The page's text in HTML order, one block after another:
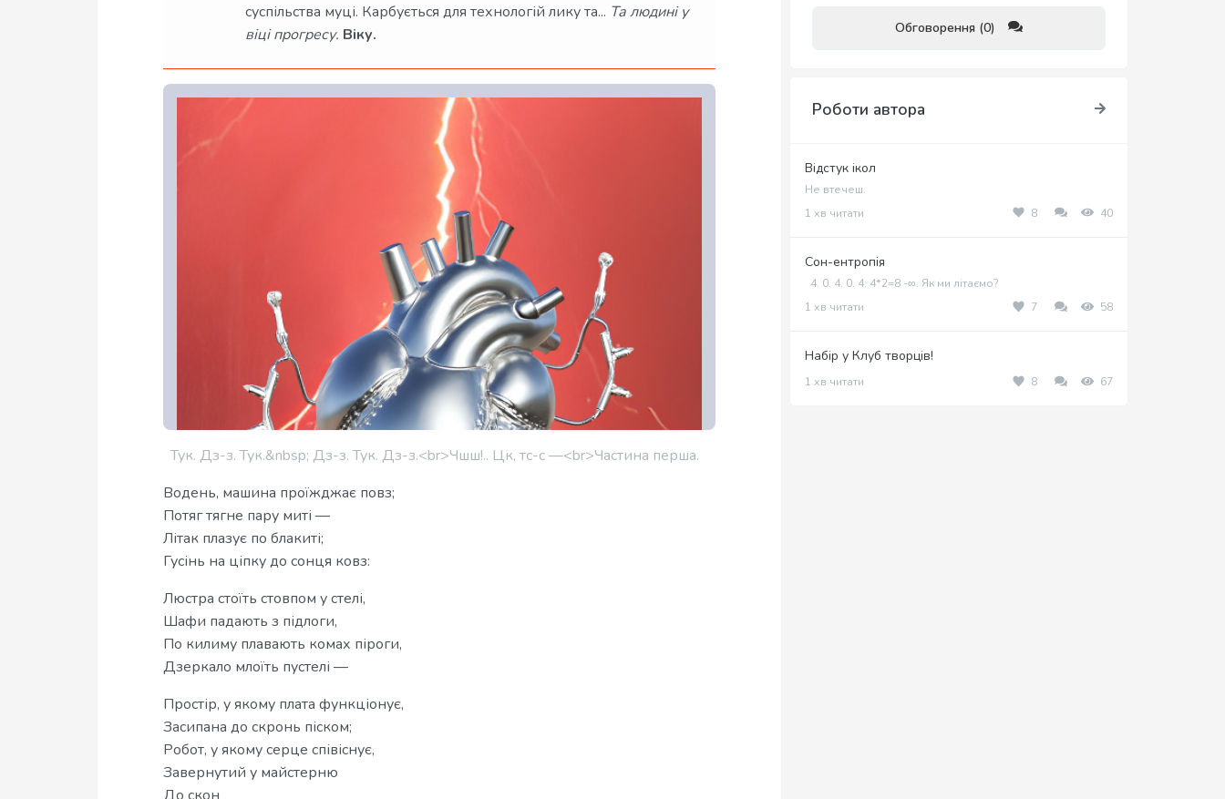
суспільства муці. Карбується для технологій лику та... Та людині у
віці прогресу. Віку.
Тук. Дз-з. Тук.&nbsp; Дз-з. Тук. Дз-з.<br>Чшш!.. Цк, тс-с —<br>Частина перша.
Водень, машина проїжджає повз;
Потяг тягне пару миті —
Літак плазує по блакиті;
Гусінь на ціпку до сонця ковз:
Люстра стоїть стовпом у стелі,
Шафи падають з підлоги,
По килиму плавають комах піроги,
Дзеркало млоїть пустелі —
Простір, у якому плата функціонує,
Засипана до скронь піском;
Робот, у якому серце співіснує,
Завернутий у майстерню
Обговорення (0)
Роботи автора
Відстук ікол
Не втечеш.
1 хв читати
8 40
Сон-ентропія
4. 0. 4. 0. 4:​ 4*2=8 -​∞. Як ми літаємо?
1 хв читати
7 58
Набір у Клуб творців!
1 хв читати 8 67